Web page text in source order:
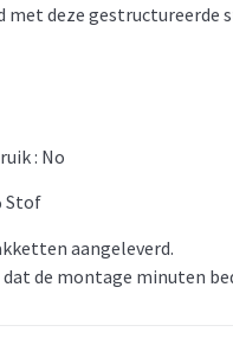
met deze gestructureerde
: No
Stof
aangeleverd.
dat de montage minuten